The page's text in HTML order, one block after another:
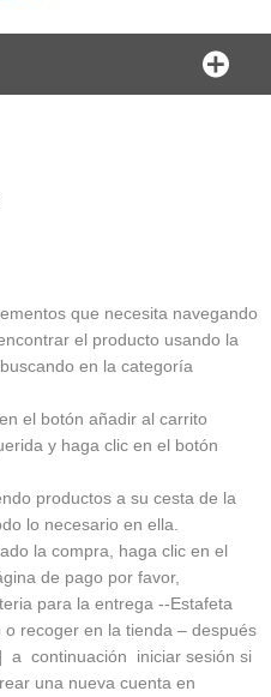
que necesita navegando
el producto usando la
en la categoría
el botón añadir al carrito
y haga clic en el botón
productos a su cesta de la
lo necesario en ella.
la compra, haga clic en el
de pago por favor,
para la entrega --Estafeta
recoger en la tienda – después
a continuación iniciar sesión si
una nueva cuenta en